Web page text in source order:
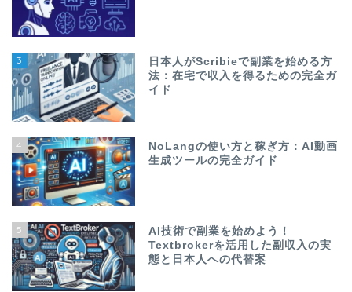
3
日本人がScribieで副業を始める方
法：在宅で収入を得るための完全ガ
イド
4
NoLangの使い方と稼ぎ方：AI動画
生成ツールの完全ガイド
5
AI技術で副業を始めよう！
Textbrokerを活用した副収入の実
態と日本人への代替案